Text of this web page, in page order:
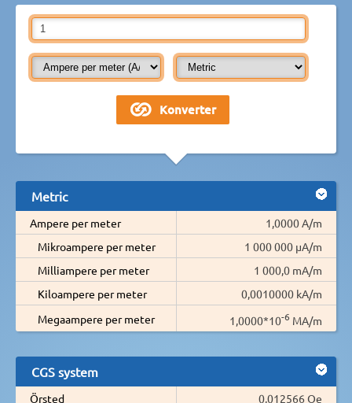
Metric
Ampere per meter
1,0000 A/m
Mikroampere per meter
1 000 000 µA/m
Milliampere per meter
1 000,0 mA/m
Kiloampere per meter
0,0010000 kA/m
Megaampere per meter
1,0000*10-6 MA/m
CGS system
Örsted
0,012566 Oe